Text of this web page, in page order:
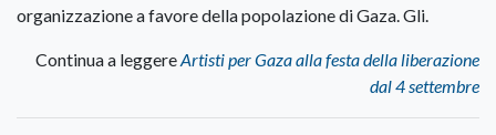
organizzazione a favore della popolazione di Gaza. Gli.
Continua a leggereArtisti per Gaza alla festa della liberazione
dal 4 settembre